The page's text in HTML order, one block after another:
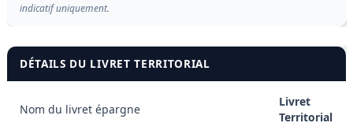
indicatif uniquement.
DÉTAILS DU LIVRET TERRITORIAL
Nom du livret épargne
Livret
Territorial